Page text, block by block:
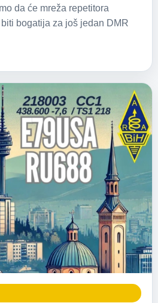
da će mreža repetitora
bogatija za još jedan DMR